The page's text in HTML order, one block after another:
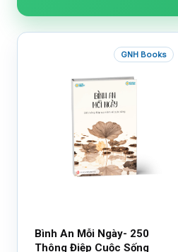
GNH Books
Bình An Mỗi Ngày- 250
Thông Điệp Cuộc Sống